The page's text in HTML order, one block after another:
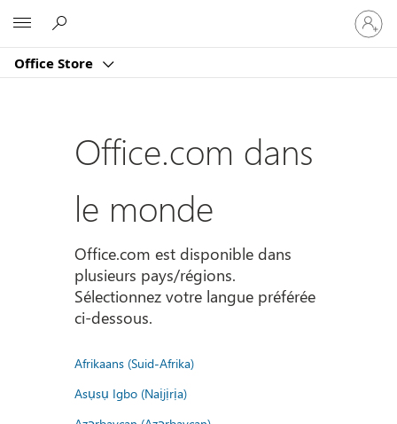
Office Store
vous
à
compte
Office.com dans
le monde
Office.com est disponible dans
plusieurs pays/régions.
Sélectionnez votre langue préférée
ci-dessous.
Afrikaans (Suid-Afrika)
Asụsụ Igbo (Naịjịrịa)